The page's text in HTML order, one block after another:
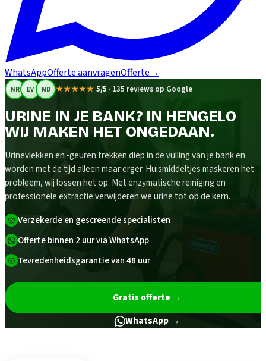
WhatsAppOfferte aanvragenOfferte→
NR EV MD ★★★★★ 5/5 · 135 reviews op Google
URINE IN JE BANK? IN HENGELO
WIJ MAKEN HET ONGEDAAN.
Urinevlekken en -geuren trekken diep in de vulling van je bank en
worden met de tijd alleen maar erger. Huismiddeltjes maskeren het
probleem, wij lossen het op. Met enzymatische reiniging en
professionele extractie verwijderen we urine tot op de kern.
Verzekerde en gescreende specialisten
Offerte binnen 2 uur via WhatsApp
Tevredenheidsgarantie van 48 uur
Gratis offerte →
WhatsApp →